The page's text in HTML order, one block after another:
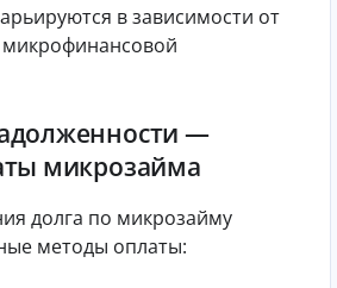
в зависимости от
—
микрозайма
долга по микрозайму
методы оплаты: